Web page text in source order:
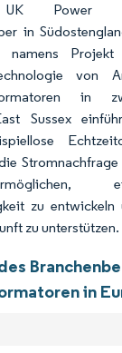
Power
in
namens
von
in
Sussex
zu
zu unterstützen.
in